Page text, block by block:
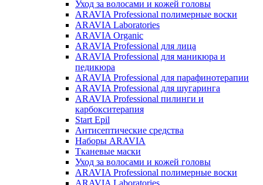
Уход за волосами и кожей головы
ARAVIA Professional полимерные воски
ARAVIA Laboratories
ARAVIA Organic
ARAVIA Professional для лица
ARAVIA Professional для маникюра и
педикюра
ARAVIA Professional для парафинотерапии
ARAVIA Professional для шугаринга
ARAVIA Professional пилинги и
карбокситерапия
Start Epil
Антисептические средства
Наборы ARAVIA
Тканевые маски
Уход за волосами и кожей головы
ARAVIA Professional полимерные воски
ARAVIA Laboratories